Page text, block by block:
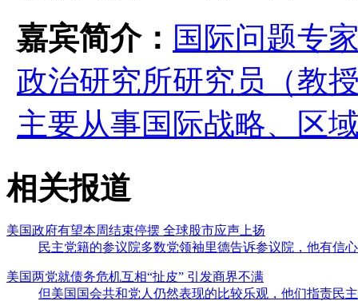
嘉宾简介： 国际问题专
政治研究所研究员（教
主要从事国际战略、区
相关报道
美国政府有望本周结束停摆 全球股市应声上扬
民主党籍的参议院多数党领袖里德告诉参议院，他有信
美国两党就债务危机互相“扯皮” 引发商界不满
但美国国会共和党人仍然表现的比较乐观，他们指责民